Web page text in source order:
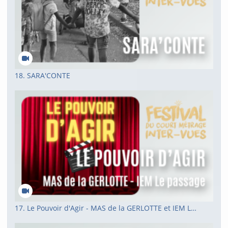
18. SARA'CONTE
17. Le Pouvoir d'Agir - MAS de la GERLOTTE et IEM Le passage